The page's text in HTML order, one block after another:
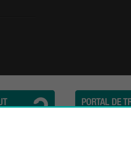
- 08009 Barcelona | Tel. (34) 932 44 07 10